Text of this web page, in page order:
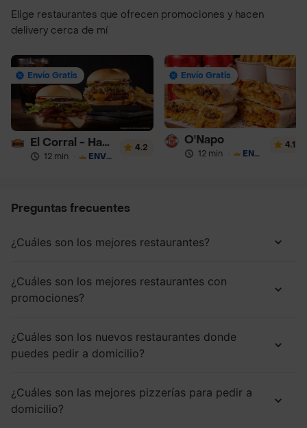
Elige restaurantes que ofrecen promociones y hacen
delivery cerca de mí
Envío Gratis
El Corral - Hamburguesa
12 min · ENVÍO GRATIS
4.2
Envío Gratis
O'Napo
12 min · ENVÍO GRATIS
4.1
Preguntas frecuentes
¿Cuáles son los mejores restaurantes?
¿Cuáles son los mejores restaurantes con
promociones?
¿Cuáles son los nuevos restaurantes donde
puedes pedir a domicilio?
¿Cuáles son las mejores pizzerías para pedir a
domicilio?